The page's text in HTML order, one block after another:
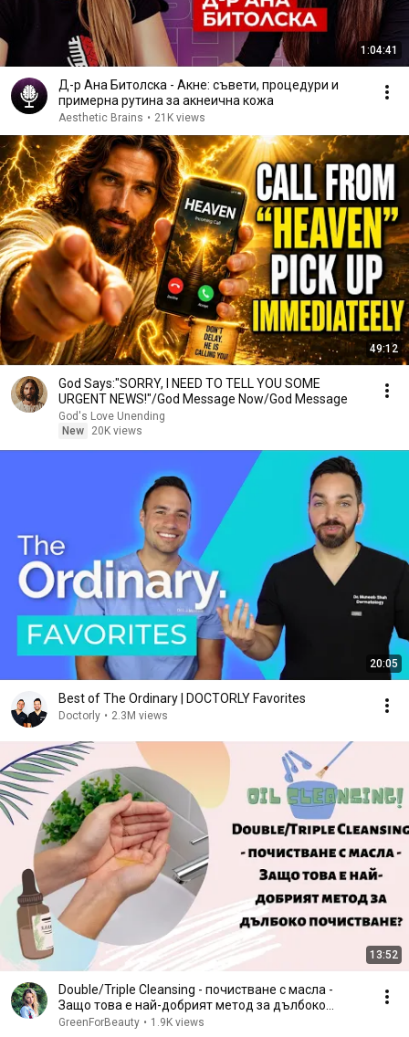
1:04:41
Д-р Ана Битолска - Акне: съвети, процедури и
примерна рутина за акнеична кожа
Aesthetic Brains • 21K views
49:12
God Says:"SORRY, I NEED TO TELL YOU SOME
URGENT NEWS!"/God Message Now/God Message
God's Love Unending
New
20K views
20:05
Best of The Ordinary | DOCTORLY Favorites
Doctorly • 2.3M views
13:52
Double/Triple Cleansing - почистване с масла -
Защо това е най-добрият метод за дълбоко
почистване?
GreenForBeauty • 1.9K views